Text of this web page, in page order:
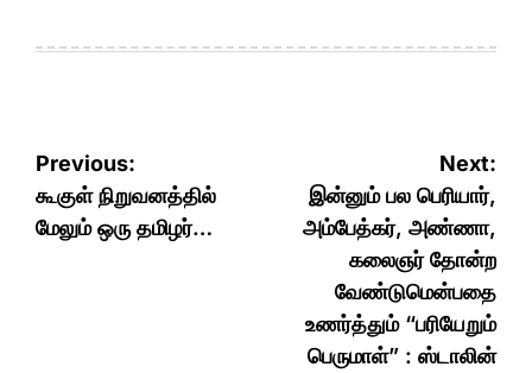
Post
navigation
Previous:
கூகுள் நிறுவனத்தில்
மேலும் ஒரு தமிழர்…
Next:
இன்னும் பல பெரியார்,
அம்பேத்கர், அண்ணா,
கலைஞர் தோன்ற
வேண்டுமென்பதை
உணர்த்தும் “பரியேறும்
பெருமாள்” : ஸ்டாலின்